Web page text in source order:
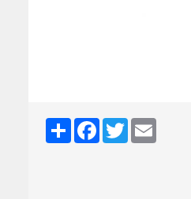
PartagerFacebookTwitterEmail